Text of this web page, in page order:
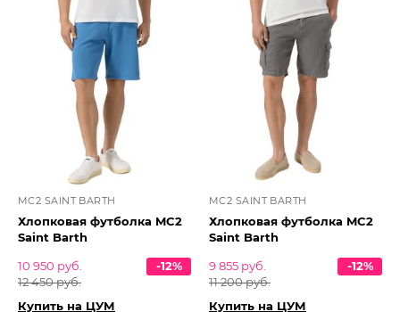
MC2 SAINT BARTH
Хлопковая футболка MC2
Saint Barth
10 950 руб.
12 450 руб.
-12%
Купить на ЦУМ
MC2 SAINT BARTH
Хлопковая футболка MC2
Saint Barth
9 855 руб.
11 200 руб.
-12%
Купить на ЦУМ